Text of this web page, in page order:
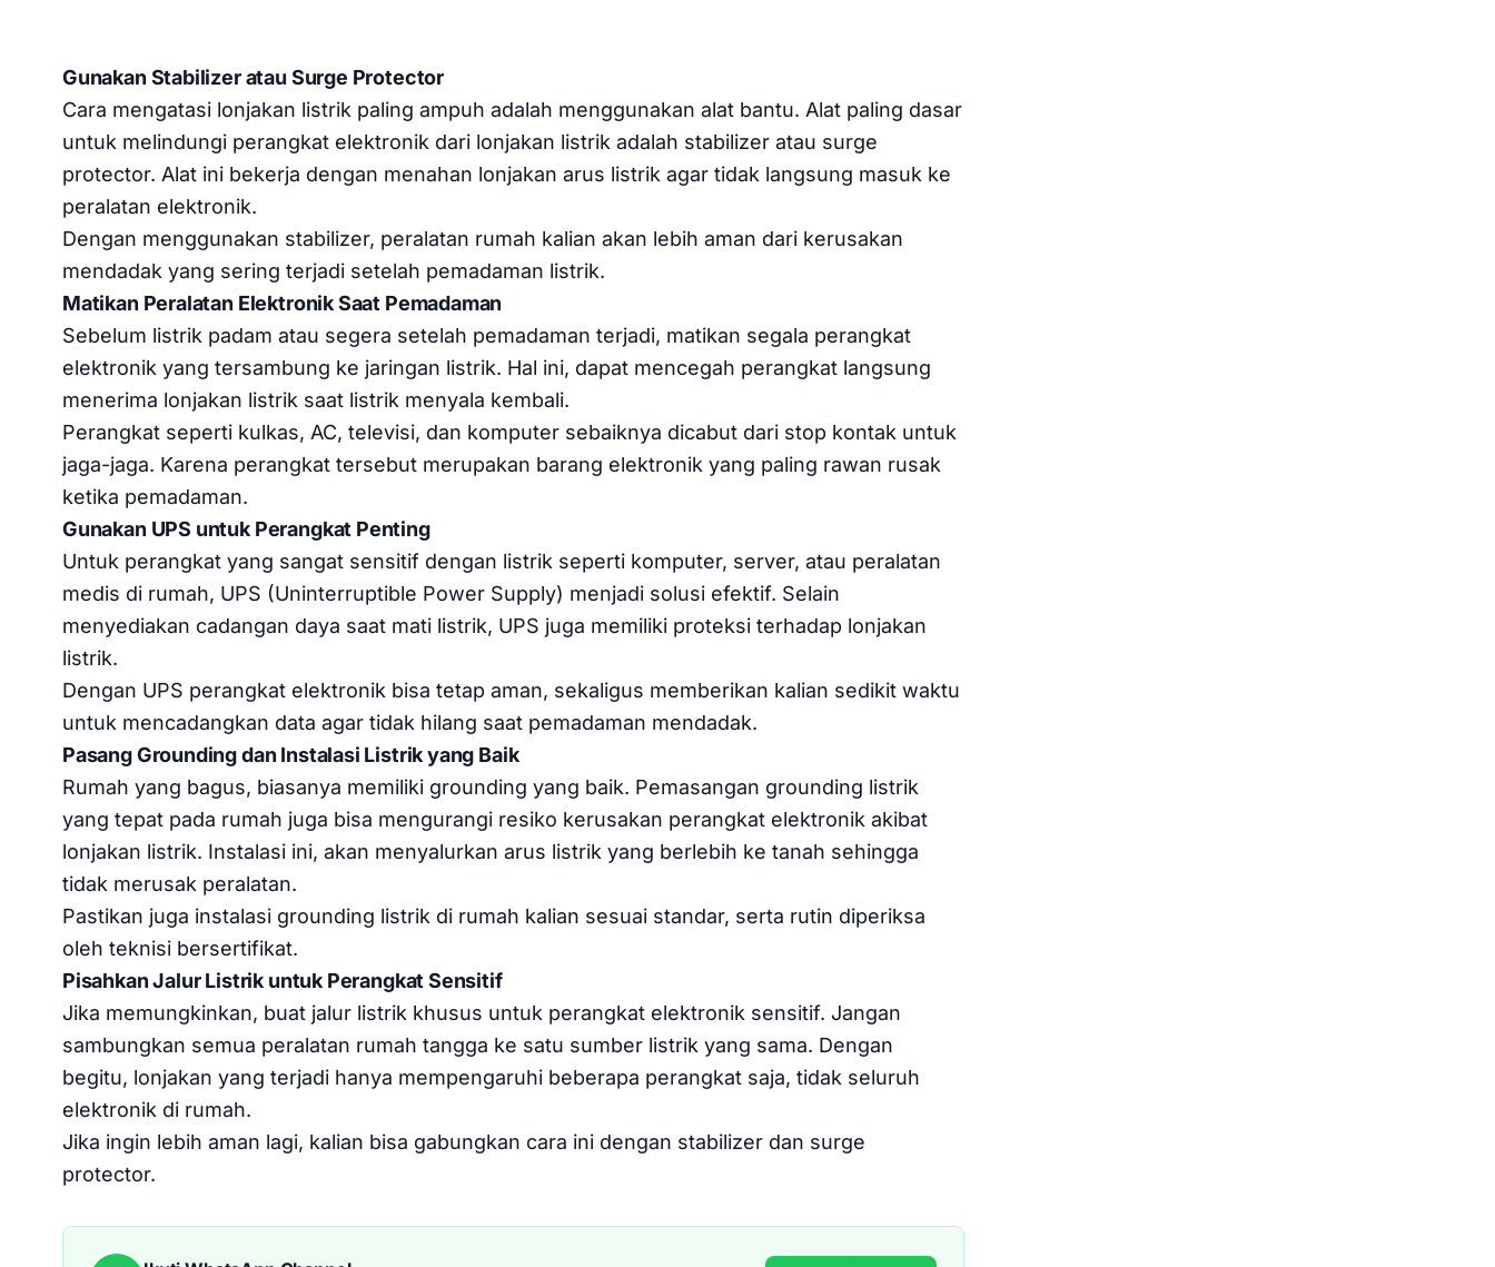
Gunakan Stabilizer atau Surge Protector
Cara mengatasi lonjakan listrik paling ampuh adalah menggunakan alat bantu. Alat paling dasar
untuk melindungi perangkat elektronik dari lonjakan listrik adalah stabilizer atau surge
protector. Alat ini bekerja dengan menahan lonjakan arus listrik agar tidak langsung masuk ke
peralatan elektronik.
Dengan menggunakan stabilizer, peralatan rumah kalian akan lebih aman dari kerusakan
mendadak yang sering terjadi setelah pemadaman listrik.
Matikan Peralatan Elektronik Saat Pemadaman
Sebelum listrik padam atau segera setelah pemadaman terjadi, matikan segala perangkat
elektronik yang tersambung ke jaringan listrik. Hal ini, dapat mencegah perangkat langsung
menerima lonjakan listrik saat listrik menyala kembali.
Perangkat seperti kulkas, AC, televisi, dan komputer sebaiknya dicabut dari stop kontak untuk
jaga-jaga. Karena perangkat tersebut merupakan barang elektronik yang paling rawan rusak
ketika pemadaman.
Gunakan UPS untuk Perangkat Penting
Untuk perangkat yang sangat sensitif dengan listrik seperti komputer, server, atau peralatan
medis di rumah, UPS (Uninterruptible Power Supply) menjadi solusi efektif. Selain
menyediakan cadangan daya saat mati listrik, UPS juga memiliki proteksi terhadap lonjakan
listrik.
Dengan UPS perangkat elektronik bisa tetap aman, sekaligus memberikan kalian sedikit waktu
untuk mencadangkan data agar tidak hilang saat pemadaman mendadak.
Pasang Grounding dan Instalasi Listrik yang Baik
Rumah yang bagus, biasanya memiliki grounding yang baik. Pemasangan grounding listrik
yang tepat pada rumah juga bisa mengurangi resiko kerusakan perangkat elektronik akibat
lonjakan listrik. Instalasi ini, akan menyalurkan arus listrik yang berlebih ke tanah sehingga
tidak merusak peralatan.
Pastikan juga instalasi grounding listrik di rumah kalian sesuai standar, serta rutin diperiksa
oleh teknisi bersertifikat.
Pisahkan Jalur Listrik untuk Perangkat Sensitif
Jika memungkinkan, buat jalur listrik khusus untuk perangkat elektronik sensitif. Jangan
sambungkan semua peralatan rumah tangga ke satu sumber listrik yang sama. Dengan
begitu, lonjakan yang terjadi hanya mempengaruhi beberapa perangkat saja, tidak seluruh
elektronik di rumah.
Jika ingin lebih aman lagi, kalian bisa gabungkan cara ini dengan stabilizer dan surge
protector.